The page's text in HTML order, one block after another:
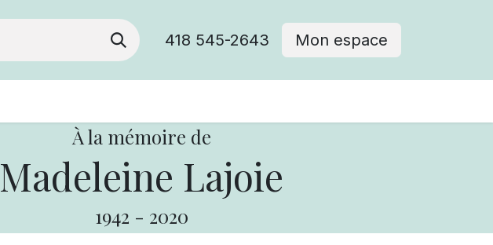
418 545-2643 Mon espace
À la mémoire de
Madeleine Lajoie
1942 - 2020